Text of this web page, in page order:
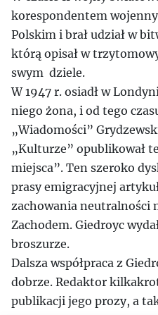
korespondentem
Polskim i brał udział w
którą opisał w
swym dziele.
W 1947 r. osiadł w
niego żona, i od tego
„Wiadomości”
„Kulturze” opublikował
miejsca”. Ten szeroko
prasy emigracyjnej
zachowania neutralności
Zachodem. Giedroyc
broszurze.
Dalsza współpraca z
dobrze. Redaktor
publikacji jego prozy, a